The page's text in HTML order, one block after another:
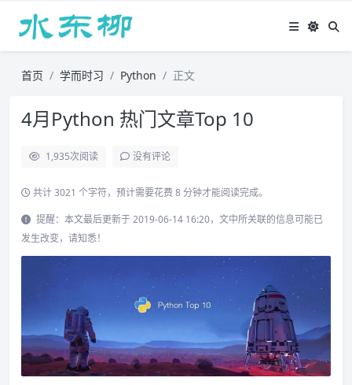
首页 学而时习 Python 正文
4月Python 热门文章Top 10
1,935次阅读 没有评论
共计 3021 个字符，预计需要花费 8 分钟才能阅读完成。
提醒：本文最后更新于 2019-06-14 16:20，文中所关联的信息可能已
发生改变，请知悉！